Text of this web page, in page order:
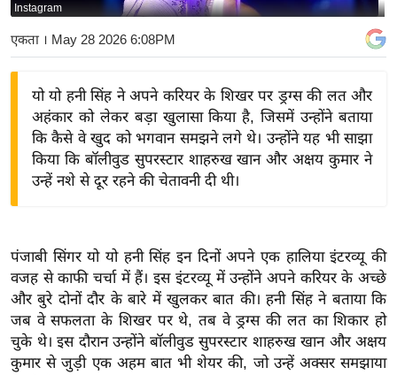
बि
ज़
ने
द्यो
वि
शे
ष
ज्ञ
रा
य
Instagram
एकता । May 28 2026 6:08PM
यो यो हनी सिंह ने अपने करियर के शिखर पर ड्रग्स की लत और
अहंकार को लेकर बड़ा खुलासा किया है, जिसमें उन्होंने बताया
कि कैसे वे खुद को भगवान समझने लगे थे। उन्होंने यह भी साझा
किया कि बॉलीवुड सुपरस्टार शाहरुख खान और अक्षय कुमार ने
उन्हें नशे से दूर रहने की चेतावनी दी थी।
पंजाबी सिंगर यो यो हनी सिंह इन दिनों अपने एक हालिया इंटरव्यू की
वजह से काफी चर्चा में हैं। इस इंटरव्यू में उन्होंने अपने करियर के अच्छे
और बुरे दोनों दौर के बारे में खुलकर बात की। हनी सिंह ने बताया कि
जब वे सफलता के शिखर पर थे, तब वे ड्रग्स की लत का शिकार हो
चुके थे। इस दौरान उन्होंने बॉलीवुड सुपरस्टार शाहरुख खान और अक्षय
कुमार से जुड़ी एक अहम बात भी शेयर की, जो उन्हें अक्सर समझाया